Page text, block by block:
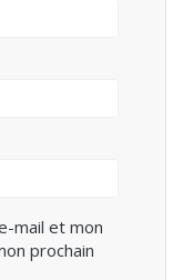
mail et mon
prochain